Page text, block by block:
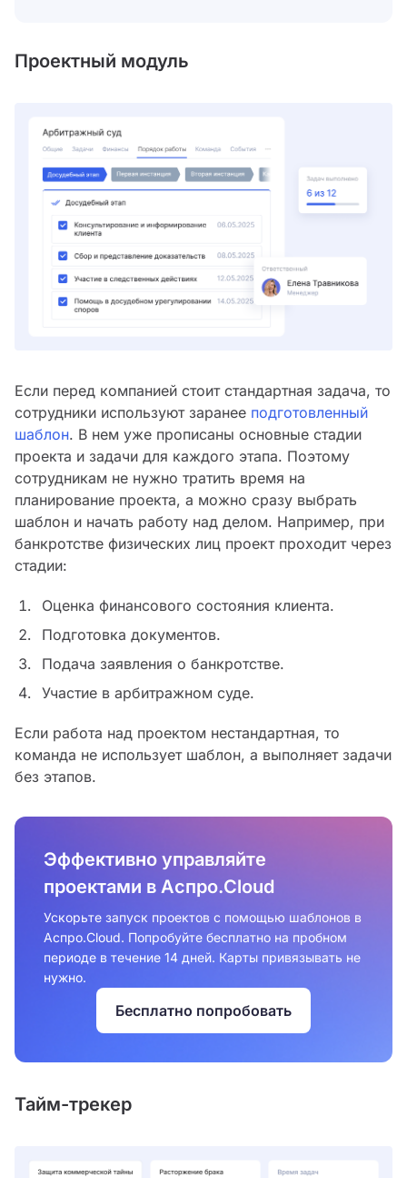
Проектный модуль
Если перед компанией стоит стандартная задача, то
сотрудники используют заранее подготовленный
шаблон. В нем уже прописаны основные стадии
проекта и задачи для каждого этапа. Поэтому
сотрудникам не нужно тратить время на
планирование проекта, а можно сразу выбрать
шаблон и начать работу над делом. Например, при
банкротстве физических лиц проект проходит через
стадии:
Оценка финансового состояния клиента.
Подготовка документов.
Подача заявления о банкротстве.
Участие в арбитражном суде.
Если работа над проектом нестандартная, то
команда не использует шаблон, а выполняет задачи
без этапов.
Эффективно управляйте
проектами в Аспро.Cloud
Ускорьте запуск проектов с помощью шаблонов в
Аспро.Cloud. Попробуйте бесплатно на пробном
периоде в течение 14 дней. Карты привязывать не
нужно.
Бесплатно попробовать
Тайм-трекер